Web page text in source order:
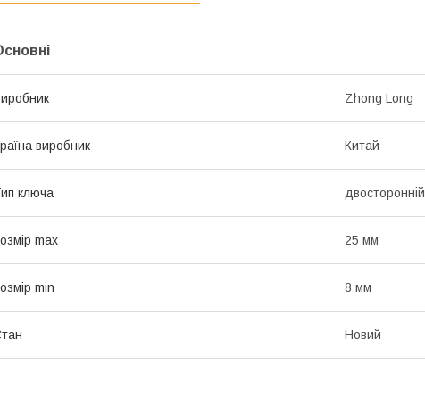
Zhong Long
виробник Китай
ключа двосторонній
max 25 мм
min 8 мм
Новий